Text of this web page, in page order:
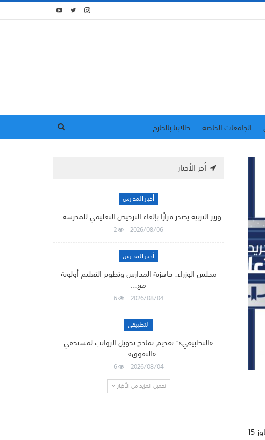
الجامعات الخاصة
طلابنا بالخارج
أعلنت وزارة التربية أن إجمالي عدد المسجلين من الطلبة المقيمين بصورة غير قانونية في العام الدراسي 2018 – 2019 تجاوز 15
أخر الأخبار
أخبار المدارس
وزير التربية يصدر قرارًا بإلغاء الترخيص التعليمي للمدرسة…
2026/08/06
2
أخبار المدارس
مجلس الوزراء: جاهزية المدارس وتطوير التعليم أولوية
مع…
2026/08/04
6
التطبيقي
«التطبيقي»: تقديم نماذج تحويل الرواتب لمستحقي
«التفوق»…
2026/08/04
6
تحميل المزيد من الأخبار